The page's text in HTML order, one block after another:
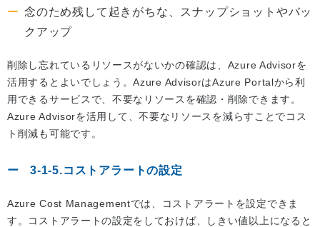
念のため残して起きがちな、スナップショットやバッ
クアップ
削除し忘れているリソースがないかの確認は、Azure Advisorを
活用するとよいでしょう。Azure AdvisorはAzure Portalから利
用できるサービスで、不要なリソースを確認・削除できます。
Azure Advisorを活用して、不要なリソースを減らすことでコス
ト削減も可能です。
3-1-5.コストアラートの設定
Azure Cost Managementでは、コストアラートを設定できま
す。コストアラートの設定をしておけば、しきい値以上になると